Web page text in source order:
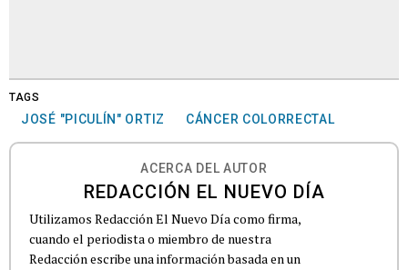
TAGS
JOSÉ "PICULÍN" ORTIZ CÁNCER COLORRECTAL
ACERCA DEL AUTOR
REDACCIÓN EL NUEVO DÍA
Utilizamos Redacción El Nuevo Día como firma,
cuando el periodista o miembro de nuestra
Redacción escribe una información basada en un